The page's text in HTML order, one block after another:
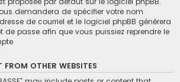
demandera de spécifier votre nom
de courriel et le logiciel phpBB générera
de passe afin que vous puissiez reprendre le
FROM OTHER WEBSITES